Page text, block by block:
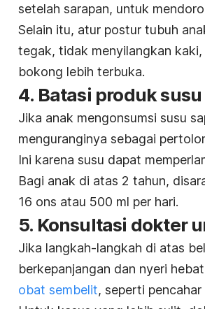
setelah sarapan, untuk
Selain itu, atur postur tubuh
tegak, tidak menyilangkan
bokong lebih terbuka.
4. Batasi produk susu
Jika anak mengonsumsi susu
menguranginya sebagai
Ini karena susu dapat
Bagi anak di atas 2 tahun,
16 ons atau 500 ml per hari.
5. Konsultasi dokter
Jika langkah-langkah di atas
berkepanjangan dan nyeri
obat sembelit, seperti